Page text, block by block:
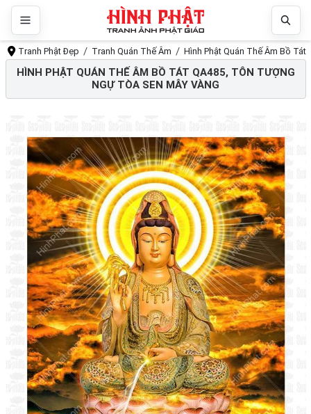
Tranh Phật Đẹp Tranh Quán Thế Âm Hình Phật Quán Thế Âm Bồ
HÌNH PHẬT QUÁN THẾ ÂM BỒ TÁT QA485, TÔN TƯỢNG
NGỰ TÒA SEN MÂY VÀNG